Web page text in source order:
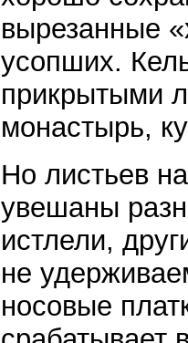
вырезанные
усопших.
прикрытыми
монастырь,
Но листьев
увешаны
истлели,
не
носовые